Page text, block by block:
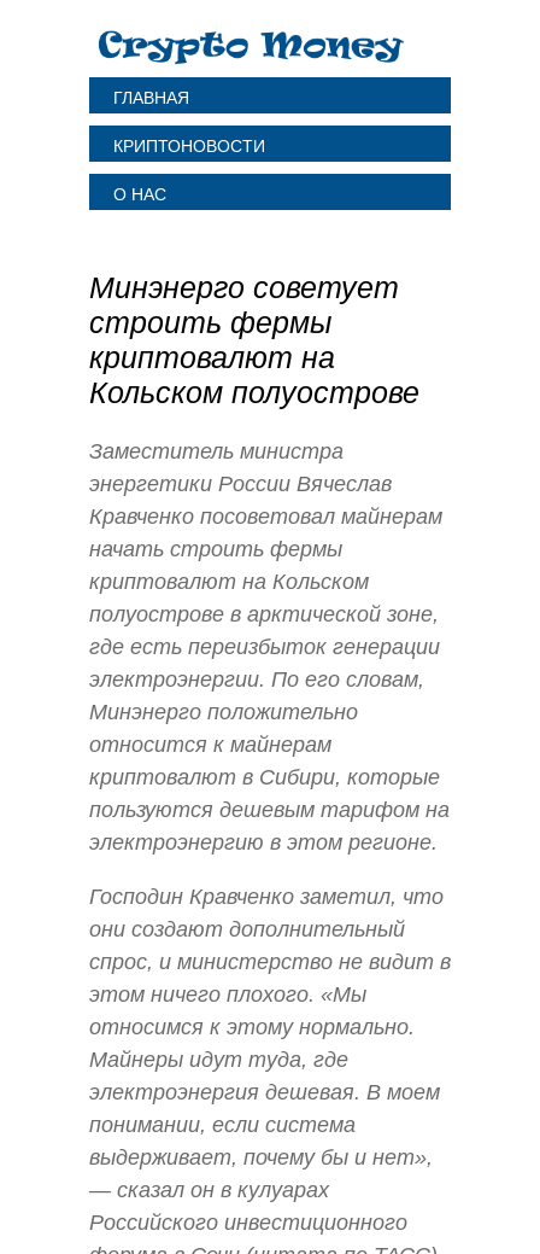
ГЛАВНАЯ
КРИПТОНОВОСТИ
О НАС
Минэнерго советует
строить фермы
криптовалют на
Кольском полуострове
Заместитель министра
энергетики России Вячеслав
Кравченко посоветовал майнерам
начать строить фермы
криптовалют на Кольском
полуострове в арктической зоне,
где есть переизбыток генерации
электроэнергии. По его словам,
Минэнерго положительно
относится к майнерам
криптовалют в Сибири, которые
пользуются дешевым тарифом на
электроэнергию в этом регионе.
Господин Кравченко заметил, что
они создают дополнительный
спрос, и министерство не видит в
этом ничего плохого. «Мы
относимся к этому нормально.
Майнеры идут туда, где
электроэнергия дешевая. В моем
понимании, если система
выдерживает, почему бы и нет»,
— сказал он в кулуарах
Российского инвестиционного